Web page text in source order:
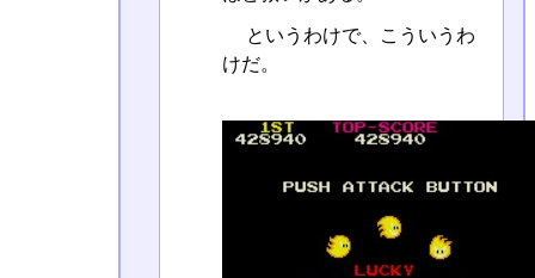
というわけで、こういうわ
けだ。